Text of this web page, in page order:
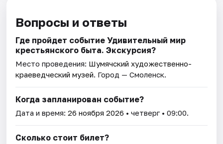
Вопросы и ответы
Где пройдет событие Удивительный мир
крестьянского быта. Экскурсия?
Место проведения: Шумячский художественно-
краеведческий музей. Город — Смоленск.
Когда запланирован событие?
Дата и время:26 ноября 2026 • четверг • 09:00.
Сколько стоит билет?